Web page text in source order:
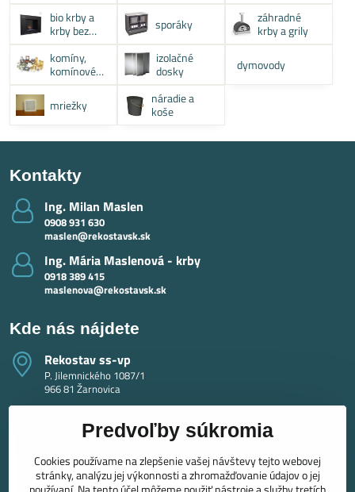
bio krby a
krby bez
komína
sporáky
záhradné
krby a grily
komíny,
komínové
systémy
izolačné
dosky
dymovody
mriežky
náradie a
koše
Kontakty
Ing​. Milan Maslen
0908 931 630
maslen@rekostavsk.sk
Ing​. Mária Maslenová - krby
0918 389 415
maslenova@rekostavsk.sk
Kde nás nájdete
Rekostav ss-vp
P. Jilemnického 1087/1
966 81 Žarnovica
Predvoľby súkromia
Cookies používame na zlepšenie vašej návštevy tejto webovej
stránky, analýzu jej výkonnosti a zhromažďovanie údajov o jej